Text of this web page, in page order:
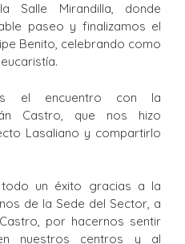
Salle Mirandilla, donde
paseo y finalizamos el
Benito, celebrando como
el encuentro con la
Castro, que nos hizo
Lasaliano y compartirlo
un éxito gracias a la
de la Sede del Sector, a
por hacernos sentir
nuestros centros y al